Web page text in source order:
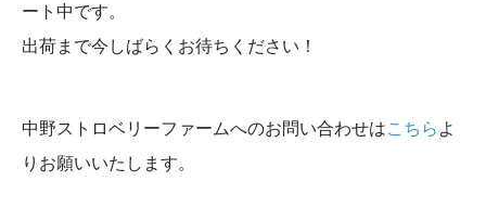
ート中です。
出荷まで今しばらくお待ちください！
中野ストロベリーファームへのお問い合わせはこちら よ
りお願いいたします。